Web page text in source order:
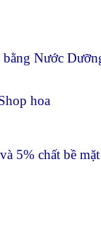
Nước
hoa
5% chất bề